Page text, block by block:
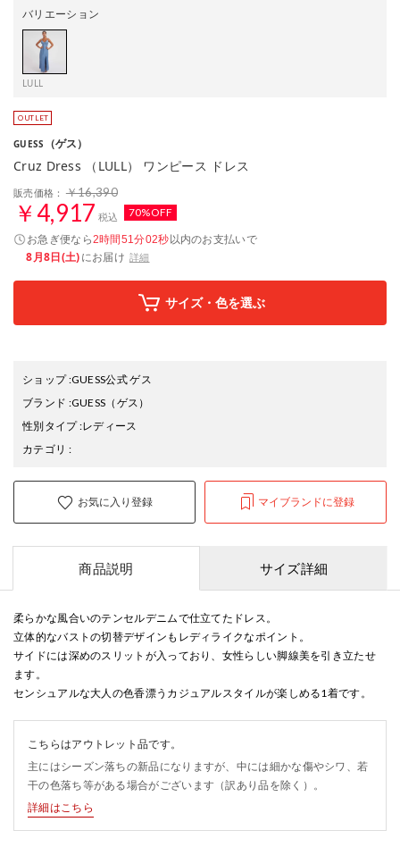
バリエーション
LULL
GUESS （ゲス）
Cruz Dress （LULL） ワンピース ドレス
販売価格： ￥16,390
￥4,917 税込 70%OFF
お急ぎ便なら2時間51分01秒以内のお支払いで
8月8日(土)にお届け 詳細
サイズ・色を選ぶ
ショップ:GUESS公式 ゲス
ブランド :GUESS （ゲス）
性別タイプ:レディース
カテゴリ :
お気に入り登録 マイブランドに登録
商品説明 サイズ詳細
柔らかな風合いのテンセルデニムで仕立てたドレス。
立体的なバストの切替デザインもレディライクなポイント。
サイドには深めのスリットが入っており、女性らしい脚線美を引き立たせ
ます。
センシュアルな大人の色香漂うカジュアルスタイルが楽しめる1着です。
こちらはアウトレット品です。
主にはシーズン落ちの新品になりますが、中には細かな傷やシワ、若
干の色落ち等がある場合がございます（訳あり品を除く）。
詳細はこちら